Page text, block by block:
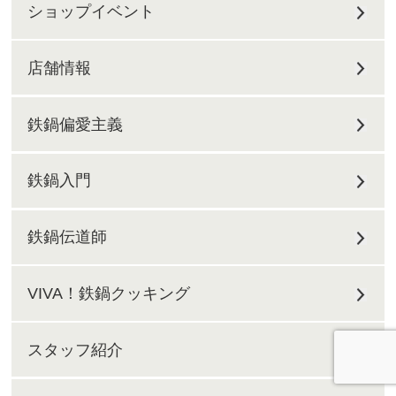
ショップイベント
店舗情報
鉄鍋偏愛主義
鉄鍋入門
鉄鍋伝道師
VIVA！鉄鍋クッキング
スタッフ紹介